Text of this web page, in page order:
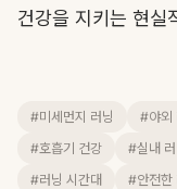
건강을 지키는 현실
#미세먼지 러닝 #야외
#호흡기 건강
#실내 러
#러닝 시간대
#안전한